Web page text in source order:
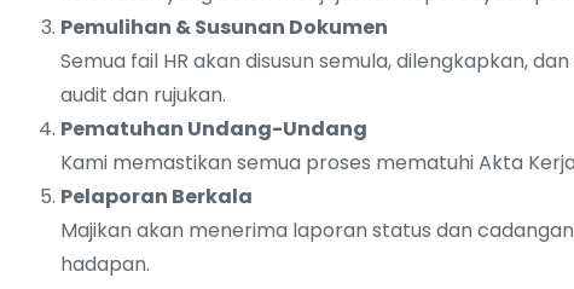
Pemulihan & Susunan Dokumen
Semua fail HR akan disusun semula, dilengkapkan,
audit dan rujukan.
Pematuhan Undang-Undang
Kami memastikan semua proses mematuhi Akta Kerja
Pelaporan Berkala
Majikan akan menerima laporan status dan
hadapan.
Resources